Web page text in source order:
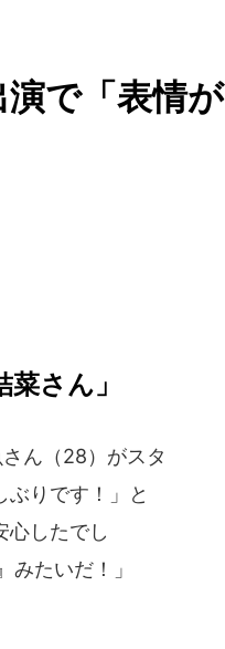
で「表情が
さん」
ん（28）がスタ
りです！」と
心したでし
たいだ！」